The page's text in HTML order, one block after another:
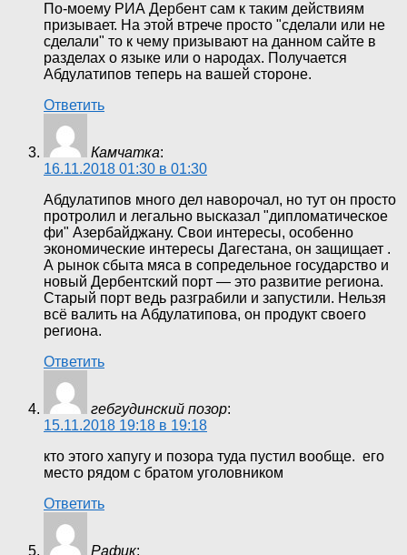
По-моему РИА Дербент сам к таким действиям
призывает. На этой втрече просто "сделали или не
сделали" то к чему призывают на данном сайте в
разделах о языке или о народах. Получается
Абдулатипов теперь на вашей стороне.
Ответить
Камчатка:
16.11.2018 01:30 в 01:30
Абдулатипов много дел наворочал, но тут он просто
протролил и легально высказал "дипломатическое
фи" Азербайджану. Свои интересы, особенно
экономические интересы Дагестана, он защищает .
А рынок сбыта мяса в сопредельное государство и
новый Дербентский порт — это развитие региона.
Старый порт ведь разграбили и запустили. Нельзя
всё валить на Абдулатипова, он продукт своего
региона.
Ответить
гебгудинский позор:
15.11.2018 19:18 в 19:18
кто этого хапугу и позора туда пустил вообще. его
место рядом с братом уголовником
Ответить
Рафик: